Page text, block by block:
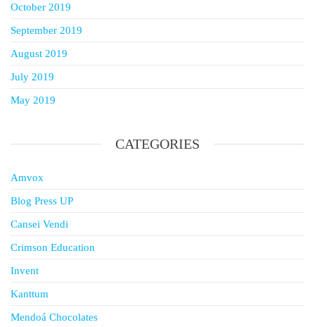
October 2019
September 2019
August 2019
July 2019
May 2019
CATEGORIES
Amvox
Blog Press UP
Cansei Vendi
Crimson Education
Invent
Kanttum
Mendoá Chocolates